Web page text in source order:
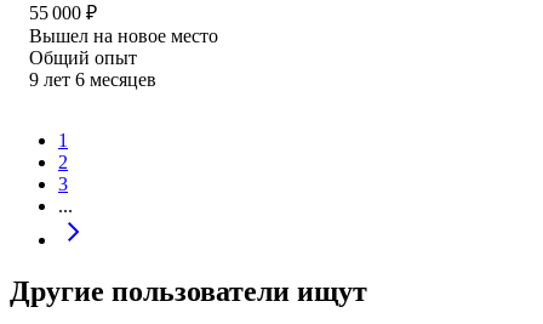
55 000 ₽
Вышел на новое место
Общий опыт
9 лет 6 месяцев
1
2
3
...
Другие пользователи ищут